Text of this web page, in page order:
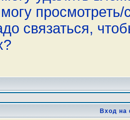
просмотреть/
связаться,
Вход на